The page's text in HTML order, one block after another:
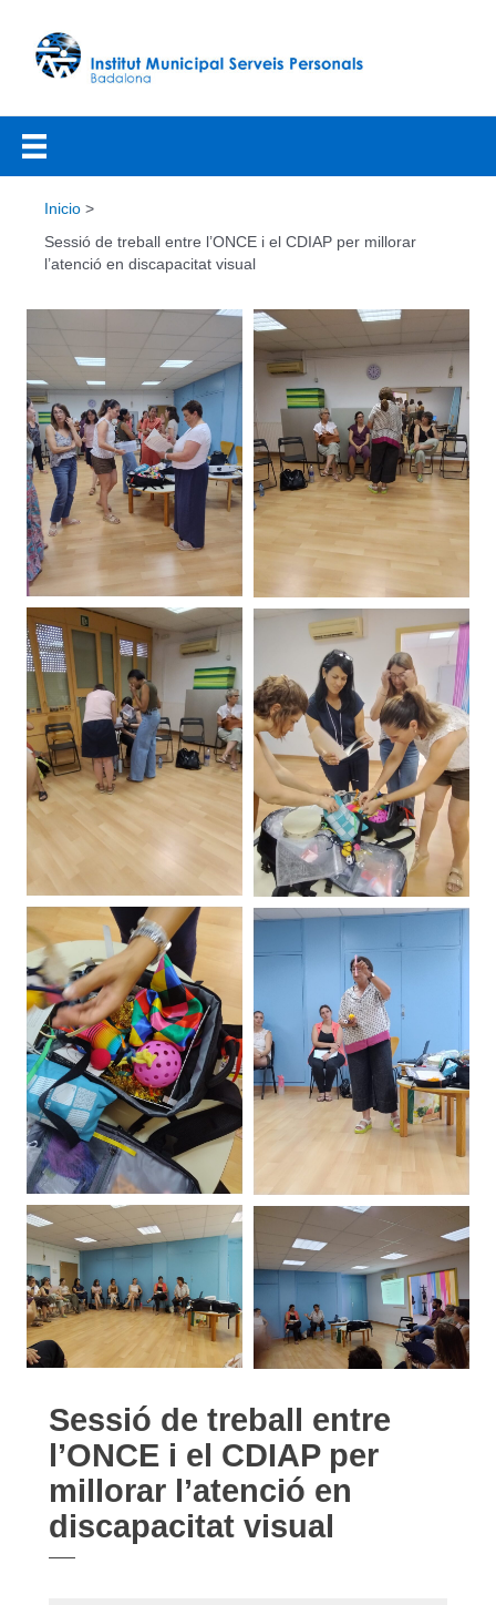
contenido
Inicio
Sessió de treball entre l’ONCE i el CDIAP per millorar
l’atenció en discapacitat visual
Sessió de treball entre
l’ONCE i el CDIAP per
millorar l’atenció en
discapacitat visual